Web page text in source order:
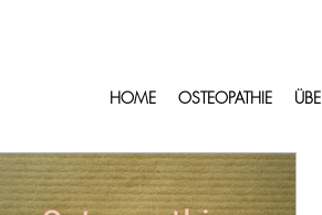
HOME OSTEOPATHIE